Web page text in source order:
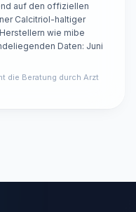
auf den offiziellen
Calcitriol-haltiger
wie mibe
Daten: Juni
die Beratung durch Arzt